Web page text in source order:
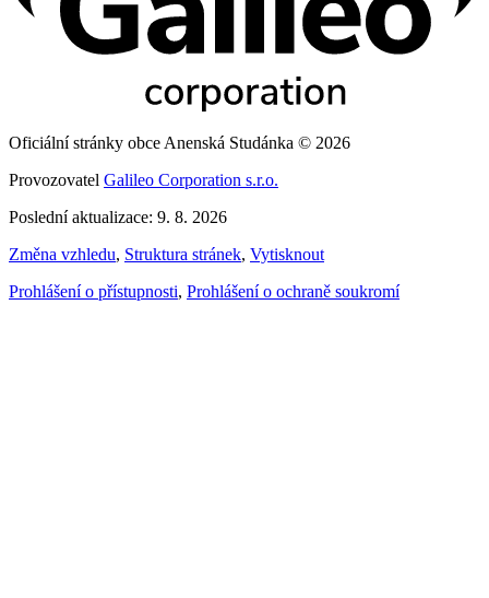
Oficiální stránky obce Anenská Studánka © 2026
Provozovatel Galileo Corporation s.r.o.
Poslední aktualizace: 9. 8. 2026
Změna vzhledu, Struktura stránek, Vytisknout
Prohlášení o přístupnosti, Prohlášení o ochraně soukromí